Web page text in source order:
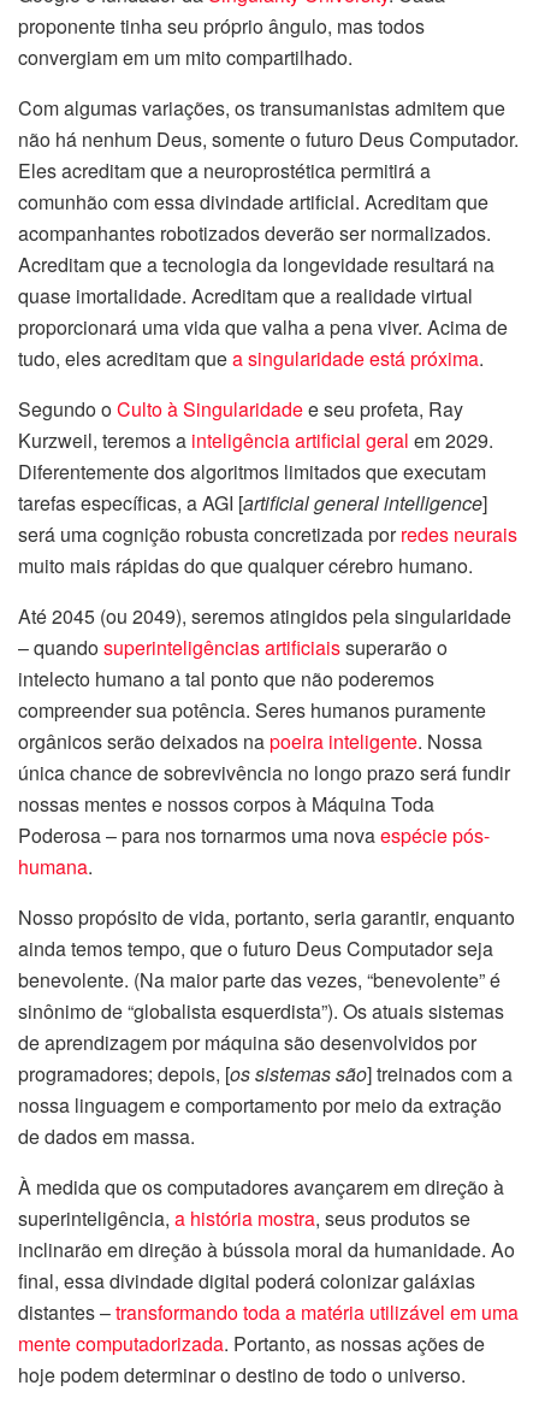
proponente tinha seu próprio ângulo, mas todos
convergiam em um mito compartilhado.
Com algumas variações, os transumanistas admitem que
não há nenhum Deus, somente o futuro Deus Computador.
Eles acreditam que a neuroprostética permitirá a
comunhão com essa divindade artificial. Acreditam que
acompanhantes robotizados deverão ser normalizados.
Acreditam que a tecnologia da longevidade resultará na
quase imortalidade. Acreditam que a realidade virtual
proporcionará uma vida que valha a pena viver. Acima de
tudo, eles acreditam quea singularidade está próxima.
Segundo oCulto à Singularidadee seu profeta, Ray
Kurzweil, teremos a inteligência artificial geral em 2029.
Diferentemente dos algoritmos limitados que executam
tarefas específicas, a AGI [artificial general intelligence]
será uma cognição robusta concretizada porredes neurais
muito mais rápidas do que qualquer cérebro humano.
Até 2045 (ou 2049), seremos atingidos pela singularidade
– quandosuperinteligências artificiaissuperarão o
intelecto humano a tal ponto que não poderemos
compreender sua potência. Seres humanos puramente
orgânicos serão deixados napoeira inteligente. Nossa
única chance de sobrevivência no longo prazo será fundir
nossas mentes e nossos corpos à Máquina Toda
Poderosa – para nos tornarmos uma novaespécie pós-
humana.
Nosso propósito de vida, portanto, seria garantir, enquanto
ainda temos tempo, que o futuro Deus Computador seja
benevolente. (Na maior parte das vezes, “benevolente” é
sinônimo de “globalista esquerdista”). Os atuais sistemas
de aprendizagem por máquina são desenvolvidos por
programadores; depois, [os sistemas são] treinados com a
nossa linguagem e comportamento por meio da extração
de dados em massa.
À medida que os computadores avançarem em direção à
superinteligência, a história mostra, seus produtos se
inclinarão em direção à bússola moral da humanidade. Ao
final, essa divindade digital poderá colonizar galáxias
distantes –transformando toda a matéria utilizável em uma
mente computadorizada. Portanto, as nossas ações de
hoje podem determinar o destino de todo o universo.